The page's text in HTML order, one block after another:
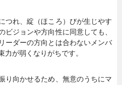
つれ、綻（ほころ）びが生じやす
ビジョンや方向性に同意しても、
ーダーの方向とは合わないメンバ
力が弱くなりがちです。
り向かせるため、無意のうちにマ